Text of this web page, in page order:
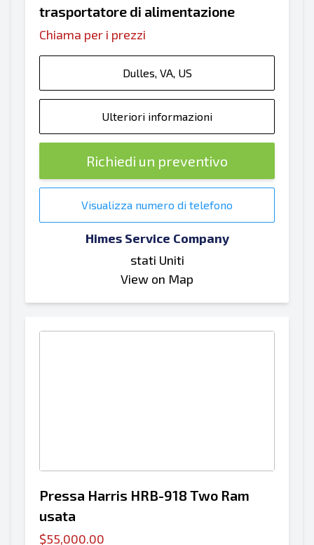
trasportatore di alimentazione
Chiama per i prezzi
Dulles, VA, US
Ulteriori informazioni
Richiedi un preventivo
Visualizza numero di telefono
Himes Service Company
stati Uniti
View on Map
Pressa Harris HRB-918 Two Ram
usata
$55,000.00